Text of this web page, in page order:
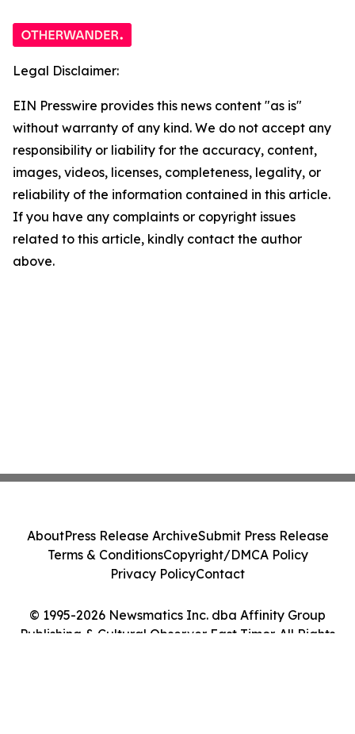
Legal Disclaimer:
EIN Presswire provides this news content "as is"
without warranty of any kind. We do not accept any
responsibility or liability for the accuracy, content,
images, videos, licenses, completeness, legality, or
reliability of the information contained in this article.
If you have any complaints or copyright issues
related to this article, kindly contact the author
above.
© 1995-2026 Newsmatics Inc. dba Affinity Group
Publishing & Cultural Observer East Timor. All Rights
AboutPress Release ArchiveSubmit Press Release
Terms & ConditionsCopyright/DMCA Policy
Privacy PolicyContact